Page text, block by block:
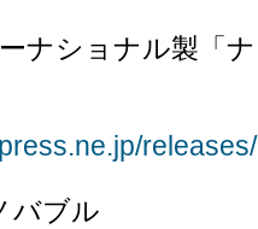
ナショナル製「
バブル